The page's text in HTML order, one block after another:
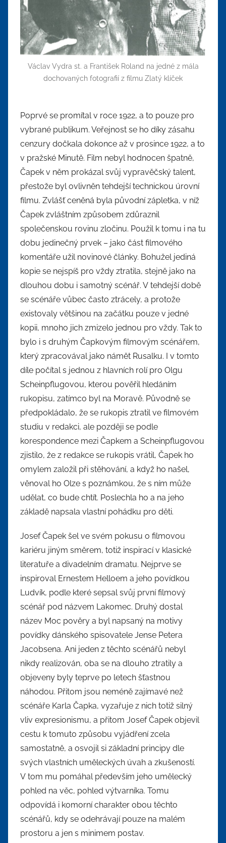
Václav Vydra st. a František Roland na jedné z mála
dochovaných fotografií z filmu Zlatý klíček
Poprvé se promítal v roce 1922, a to pouze pro
vybrané publikum. Veřejnost se ho díky zásahu
cenzury dočkala dokonce až v prosince 1922, a to
v pražské Minutě. Film nebyl hodnocen špatně,
Čapek v něm prokázal svůj vypravěčský talent,
přestože byl ovlivněn tehdejší technickou úrovní
filmu. Zvlášť ceněná byla původní zápletka, v níž
Čapek zvláštním způsobem zdůraznil
společenskou rovinu zločinu. Použil k tomu i na tu
dobu jedinečný prvek – jako část filmového
komentáře užil novinové články. Bohužel jediná
kopie se nejspíš pro vždy ztratila, stejně jako na
dlouhou dobu i samotný scénář. V tehdejší době
se scénáře vůbec často ztrácely, a protože
existovaly většinou na začátku pouze v jedné
kopii, mnoho jich zmizelo jednou pro vždy. Tak to
bylo i s druhým Čapkovým filmovým scénářem,
který zpracovával jako námět Rusalku. I v tomto
díle počítal s jednou z hlavních rolí pro Olgu
Scheinpflugovou, kterou pověřil hledáním
rukopisu, zatímco byl na Moravě. Původně se
předpokládalo, že se rukopis ztratil ve filmovém
studiu v redakci, ale později se podle
korespondence mezi Čapkem a Scheinpflugovou
zjistilo, že z redakce se rukopis vrátil, Čapek ho
omylem založil při stěhování, a když ho našel,
věnoval ho Olze s poznámkou, že s ním může
udělat, co bude chtít. Poslechla ho a na jeho
základě napsala vlastní pohádku pro děti.
Josef Čapek šel ve svém pokusu o filmovou
kariéru jiným směrem, totiž inspirací v klasické
literatuře a divadelním dramatu. Nejprve se
inspiroval Ernestem Helloem a jeho povídkou
Ludvík, podle které sepsal svůj první filmový
scénář pod názvem Lakomec. Druhý dostal
název Moc pověry a byl napsaný na motivy
povídky dánského spisovatele Jense Petera
Jacobsena. Ani jeden z těchto scénářů nebyl
nikdy realizován, oba se na dlouho ztratily a
objeveny byly teprve po letech šťastnou
náhodou. Přitom jsou neméně zajímavé než
scénáře Karla Čapka, vyzařuje z nich totiž silný
vliv expresionismu, a přitom Josef Čapek objevil
cestu k tomuto způsobu vyjádření zcela
samostatně, a osvojil si základní principy dle
svých vlastních uměleckých úvah a zkušeností.
V tom mu pomáhal především jeho umělecký
pohled na věc, pohled výtvarníka. Tomu
odpovídá i komorní charakter obou těchto
scénářů, kdy se odehrávají pouze na malém
prostoru a jen s minimem postav.